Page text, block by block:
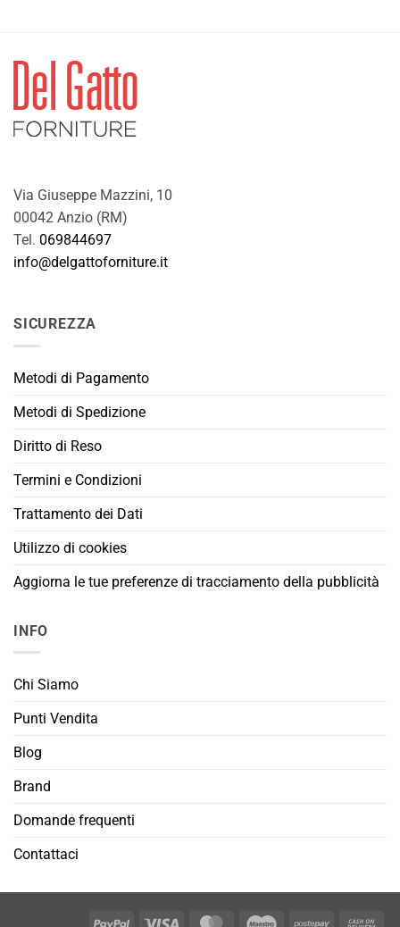
Via Giuseppe Mazzini, 10
00042 Anzio (RM)
Tel. 069844697
info@delgattoforniture.it
SICUREZZA
Metodi di Pagamento
Metodi di Spedizione
Diritto di Reso
Termini e Condizioni
Trattamento dei Dati
Utilizzo di cookies
Aggiorna le tue preferenze di tracciamento della pubblicità
INFO
Chi Siamo
Punti Vendita
Blog
Brand
Domande frequenti
Contattaci
PayPal Visa MasterCardMaestro Postepay